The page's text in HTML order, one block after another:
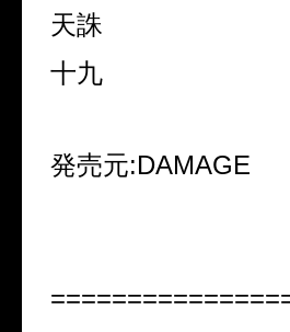
天誅
十九
発売元:DAMAGE